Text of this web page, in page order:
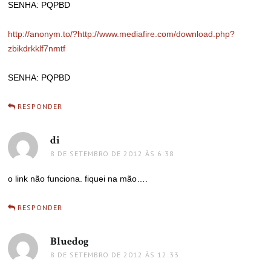
SENHA: PQPBD
http://anonym.to/?http://www.mediafire.com/download.php?
zbikdrkklf7nmtf
SENHA: PQPBD
RESPONDER
di
8 DE SETEMBRO DE 2012 ÀS 6:38
o link não funciona. fiquei na mão….
RESPONDER
Bluedog
8 DE SETEMBRO DE 2012 ÀS 12:33